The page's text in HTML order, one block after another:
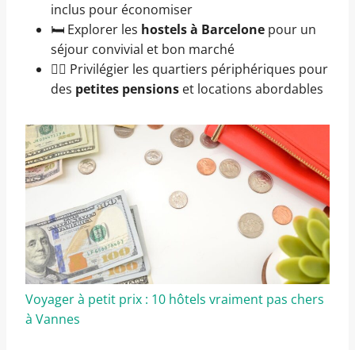
inclus pour économiser
🛏️ Explorer les hostels à Barcelone pour un
séjour convivial et bon marché
🚶‍♂️ Privilégier les quartiers périphériques pour
des petites pensions et locations abordables
Voyager à petit prix : 10 hôtels vraiment pas chers
à Vannes